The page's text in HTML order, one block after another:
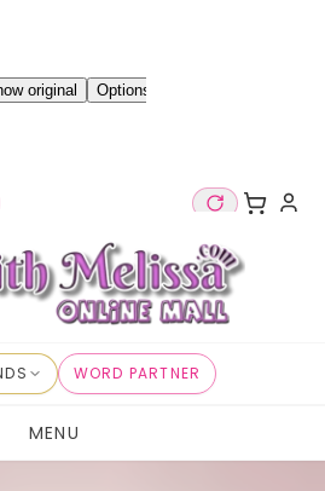
WORD PARTNER
MENU